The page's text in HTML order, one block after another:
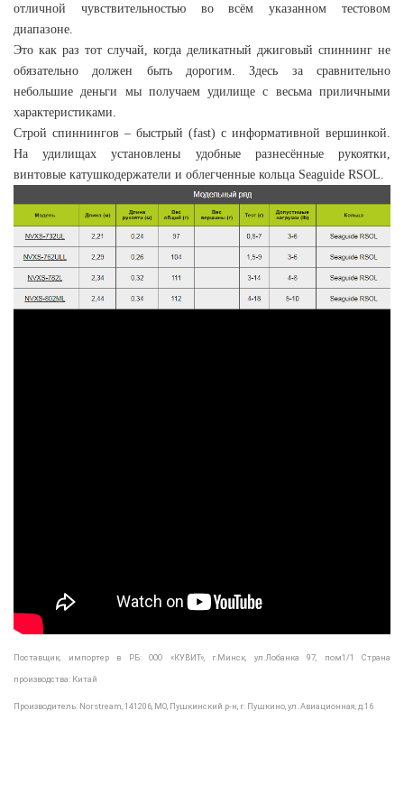
отличной чувствительностью во всём указанном тестовом
диапазоне.
Это как раз тот случай, когда деликатный джиговый спиннинг не
обязательно должен быть дорогим. Здесь за сравнительно
небольшие деньги мы получаем удилище с весьма приличными
характеристиками.
Строй спиннингов – быстрый (fast) с информативной вершинкой.
На удилищах установлены удобные разнесённые рукоятки,
винтовые катушкодержатели и облегченные кольца Seaguide RSOL.
Поставщик, импортер в РБ: ООО «КУВИТ», г.Минск, ул.Лобанка 97, пом1/1 Страна
производства: Китай
Производитель: Norstream, 141206, МО, Пушкинский р-н, г. Пушкино, ул. Авиационная, д.16